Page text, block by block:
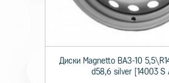
Технические характеристики
Диски Magnetto ВАЗ-10
d58,6 silver [14003 S